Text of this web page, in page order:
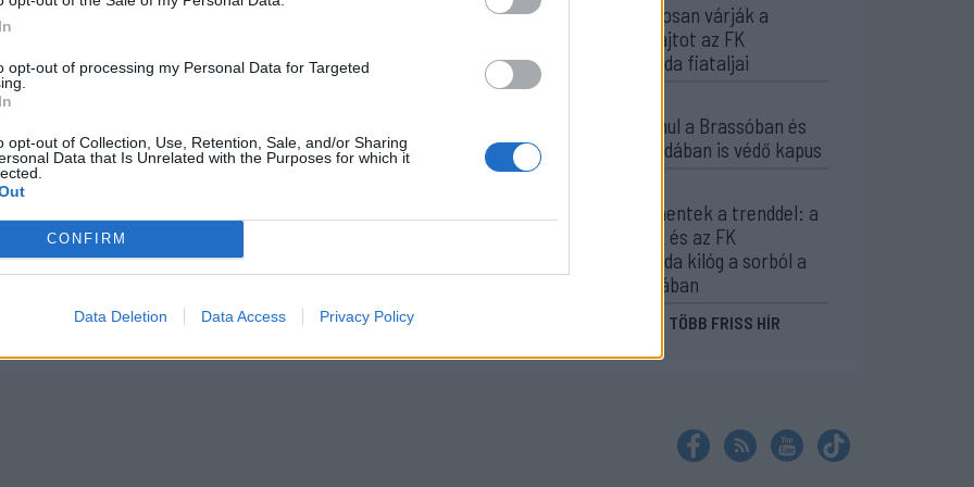
opt-out of processing my Personal Data for Targeted
opt-out of Collection, Use, Retention, Sale, and/or Sharing
Data that Is Unrelated with the Purposes for which it
CONFIRM
Data Deletion Data Access Privacy Policy
idei
magabiztosan várják a
bajnoki rajtot az FK
Csíkszereda fiataljai
Visszavonul a Brassóban és
Csíkszeredában is védő kapus
Szembementek a trenddel: a
Sepsi OSK és az FK
Csíkszereda kilóg a sorból a
Szuperligában
MÉG TÖBB FRISS HÍR